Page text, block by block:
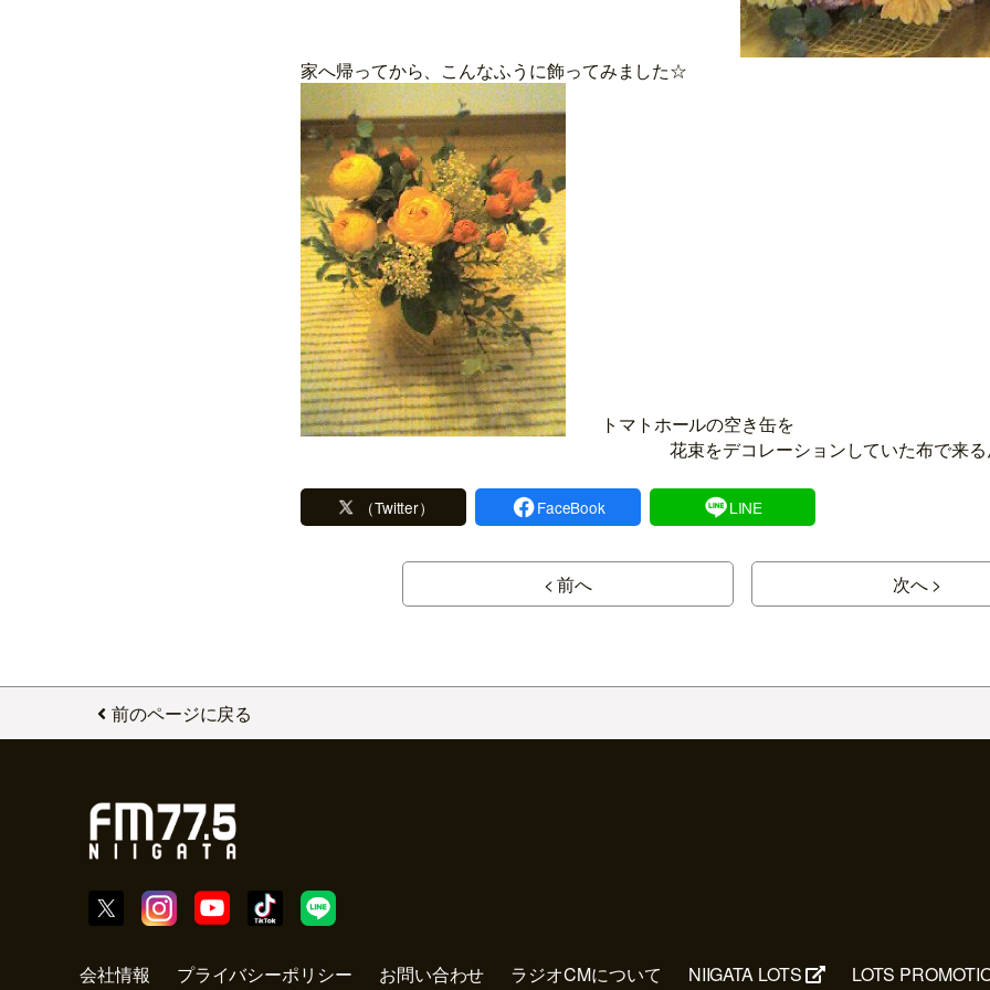
家へ帰ってから、こんなふうに飾ってみました☆
トマトホールの空き缶を
花束をデコレーションしていた布で来るんで
（Twitter） FaceBook LINE
< 前へ 次へ >
前のページに戻る
会社情報 プライバシーポリシー お問い合わせ ラジオCMについて NIIGATA LOTS LOTS